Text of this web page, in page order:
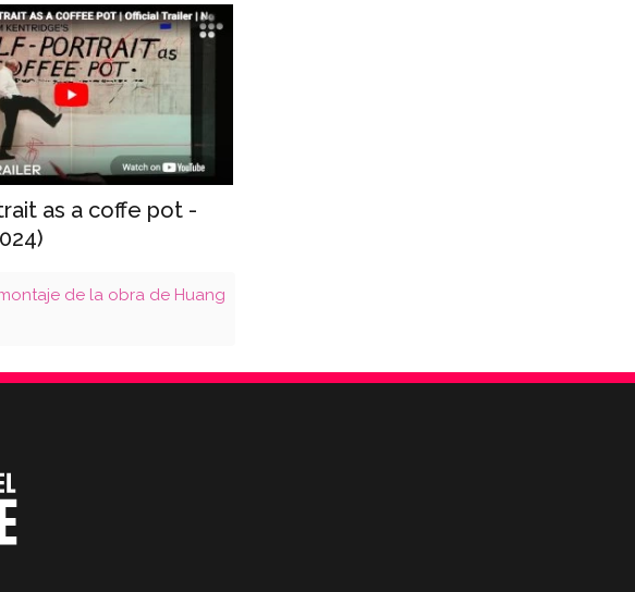
as a coffe pot -
de la obra de Huang